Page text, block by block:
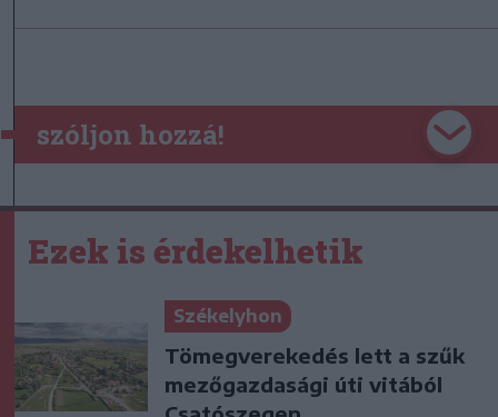
szóljon hozzá!
Ezek is érdekelhetik
Székelyhon
Tömegverekedés lett a szűk
mezőgazdasági úti vitából